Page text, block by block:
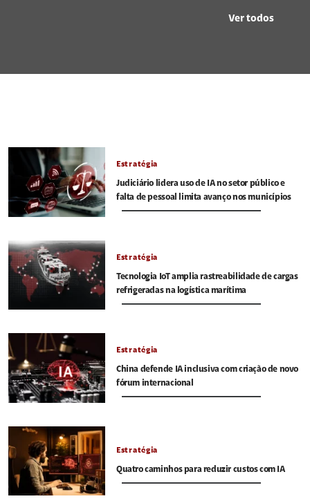
Ver todos
Estratégia
Judiciário lidera uso de IA no setor público e
falta de pessoal limita avanço nos municípios
Estratégia
Tecnologia IoT amplia rastreabilidade de cargas
refrigeradas na logística marítima
Estratégia
China defende IA inclusiva com criação de novo
fórum internacional
Estratégia
Quatro caminhos para reduzir custos com IA